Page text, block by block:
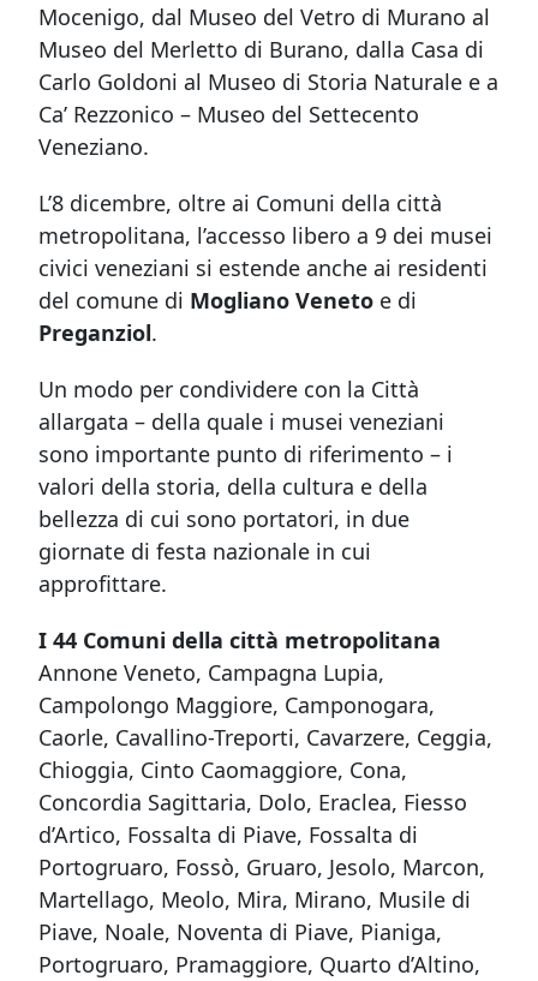
Mocenigo, dal Museo del Vetro di Murano al
Museo del Merletto di Burano, dalla Casa di
Carlo Goldoni al Museo di Storia Naturale e a
Ca’ Rezzonico – Museo del Settecento
Veneziano.
L’8 dicembre, oltre ai Comuni della città
metropolitana, l’accesso libero a 9 dei musei
civici veneziani si estende anche ai residenti
del comune di Mogliano Veneto e di
Preganziol.
Un modo per condividere con la Città
allargata – della quale i musei veneziani
sono importante punto di riferimento – i
valori della storia, della cultura e della
bellezza di cui sono portatori, in due
giornate di festa nazionale in cui
approfittare.
I 44 Comuni della città metropolitana
Annone Veneto, Campagna Lupia,
Campolongo Maggiore, Camponogara,
Caorle, Cavallino-Treporti, Cavarzere, Ceggia,
Chioggia, Cinto Caomaggiore, Cona,
Concordia Sagittaria, Dolo, Eraclea, Fiesso
d’Artico, Fossalta di Piave, Fossalta di
Portogruaro, Fossò, Gruaro, Jesolo, Marcon,
Martellago, Meolo, Mira, Mirano, Musile di
Piave, Noale, Noventa di Piave, Pianiga,
Portogruaro, Pramaggiore, Quarto d’Altino,